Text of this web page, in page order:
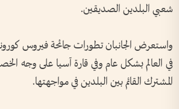
شعبي البلدين الصديقين.
في العالم بشكل عام وفي قارة آسيا على وجه
المشترك القائم بين البلدين في مواجهتها.